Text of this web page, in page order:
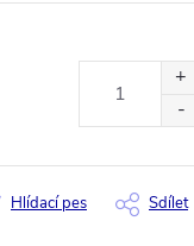
Hlídací pes Sdílet